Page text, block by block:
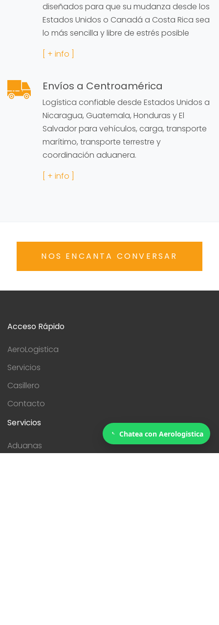
diseñados para que su mudanza desde los
Estados Unidos o Canadá a Costa Rica sea
lo más sencilla y libre de estrés posible
[ + info ]
Envíos a Centroamérica
Logística confiable desde Estados Unidos a
Nicaragua, Guatemala, Honduras y El
Salvador para vehículos, carga, transporte
marítimo, transporte terrestre y
coordinación aduanera.
[ + info ]
NOS ENCANTA CONVERSAR
Acceso Rápido
AeroLogistica
Servicios
Casillero
Contacto
Servicios
Aduanas
Chatea con Aerologistica